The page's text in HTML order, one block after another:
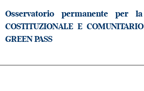
Osservatorio permanente per
COSTITUZIONALE E
GREEN PASS